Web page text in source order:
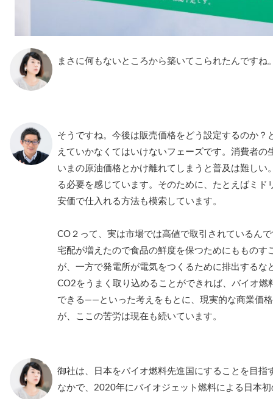
まさに何もないところから築いてこられたんですね
そうですね。今後は販売価格をどう設定するのか？
えていかなくてはいけないフェーズです。消費者の
いまの原油価格とかけ離れてしまうと普及は難しい
る必要を感じています。そのために、たとえばミド
安価で仕入れる方法も模索しています。
CO２って、実は市場では高値で取引されているん
宅配が増えたので食品の鮮度を保つためにもものす
が、一方で発電所が電気をつくるために排出するな
CO2をうまく取り込めることができれば、バイオ燃
できる――といった考えをもとに、現実的な商業価
が、ここの苦労は現在も続いています。
御社は、日本をバイオ燃料先進国にすることを目指
なかで、2020年にバイオジェット燃料による日本